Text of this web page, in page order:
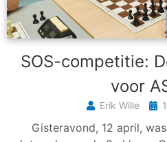
SOS-competitie:
voor
Erik Wille
Gisteravond, 12 april,